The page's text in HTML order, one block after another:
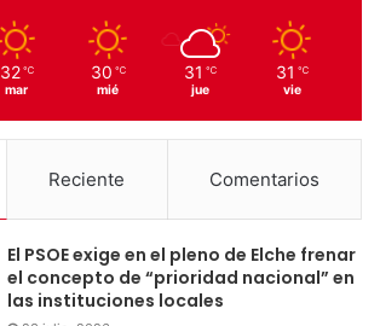
32 ℃
mar
30 ℃
mié
31 ℃
jue
31 ℃
vie
Reciente Comentarios
El PSOE exige en el pleno de Elche frenar
el concepto de “prioridad nacional” en
las instituciones locales